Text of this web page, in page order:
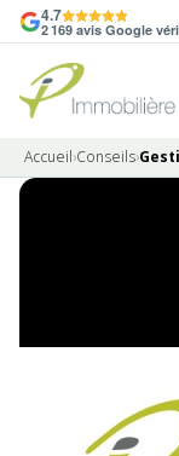
4.7
2 169 avis Google
Accueil›Conseils›